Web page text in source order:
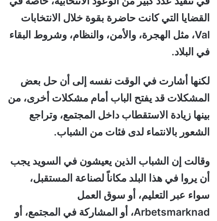
القضايا التي كانت حاضرة بقوة خلال الانتخابات
Val، مثل الهجرة، والأمن، والنظام، وشروط البقاء
في البلاد.
لكنها أشارت في الوقت نفسه إلى أن حل بعض
المشكلات قد يفتح الباب أمام مشكلات أخرى، من
بينها زيادة الاستقطاب داخل المجتمع، وتراجع
الشعور بالانتماء لدى فئات من الشباب.
وقالت إن الشباب الذين يعيشون في السويد يجب
أن يروا في هذا البلد مكاناً لصناعة المستقبل،
سواء عبر التعليم، أو سوق العمل
Arbetsmarknad، أو المشاركة في المجتمع، أو